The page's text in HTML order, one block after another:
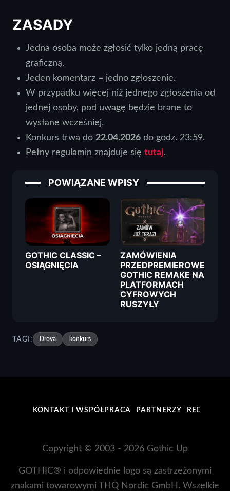
ZASADY
Jedna osoba może zgłosić tylko jedną pracę
graficzną.
Jeden komentarz = jedno zgłoszenie.
W przypadku więcej niż jednego zgłoszenia od
jednej osoby, pod uwagę będzie brane to
wysłane wcześniej.
Konkurs trwa do 22.04.2026 do godz. 23:59.
Pełny regulamin znajduje siętutaj.
POWIĄZANE WPISY
GOTHIC CLASSIC –
OSIĄGNIĘCIA
ZAMÓWIENIA
PRZEDPREMIEROWE
GOTHIC REMAKE NA
PLATFORMACH
CYFROWYCH
RUSZYŁY
TAGI: Drova konkurs
KONTAKT I WSPÓŁPRACA PARTNERZY REDAKCJA
Copyright © 2003 - 2026 Gothic Up
GOTHIC® i odpowiednie logo są zastrzeżonymi
znakami towarowymi THQ Nordic GmbH. Wszelkie